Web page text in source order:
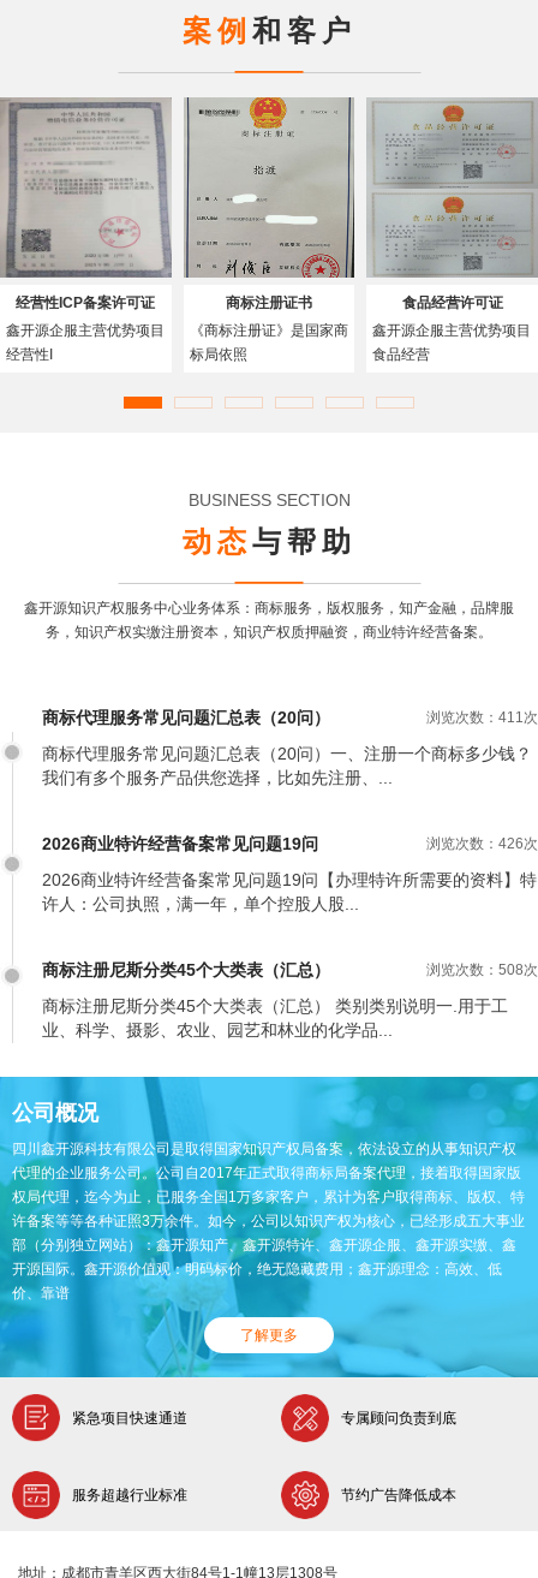
案例 和客户
经营性ICP备案许可证
鑫开源企服主营优势项目
经营性I
商标注册证书
《商标注册证》是国家商
标局依照
食品经营许可证
鑫开源企服主营优势项目
食品经营
BUSINESS SECTION
动态与帮助
鑫开源知识产权服务中心业务体系：商标服务，版权服务，知产金融，品牌服
务， 知识产权实缴注册资本，知识产权质押融资，商业特许经营备案。
浏览次数：411次
商标代理服务常见问题汇总表（20问）
商标代理服务常见问题汇总表（20问）一、注册一个商标多少钱？
我们有多个服务产品供您选择，比如先注册、...
浏览次数：426次
2026商业特许经营备案常见问题19问
2026商业特许经营备案常见问题19问【办理特许所需要的资料】特
许人：公司执照，满一年，单个控股人股...
浏览次数：508次
商标注册尼斯分类45个大类表（汇总）
商标注册尼斯分类45个大类表（汇总） 类别类别说明一.用于工
业、科学、摄影、农业、园艺和林业的化学品...
公司概况
四川鑫开源科技有限公司是取得国家知识产权局备案，依法设立的从事知识产权
代理的企业服务公司。公司自2017年正式取得商标局备案代理，接着取得国家版
权局代理，迄今为止，已服务全国1万多家客户，累计为客户取得商标、版权、特
许备案等等各种证照3万余件。如今，公司以知识产权为核心，已经形成五大事业
部（分别独立网站）：鑫开源知产、鑫开源特许、鑫开源企服、鑫开源实缴、鑫
开源国际。鑫开源价值观：明码标价，绝无隐藏费用；鑫开源理念：高效、低
价、靠谱
了解更多
紧急项目快速通道 专属顾问负责到底
服务超越行业标准 节约广告降低成本
地址：成都市青羊区西大街84号1-1幢13层1308号